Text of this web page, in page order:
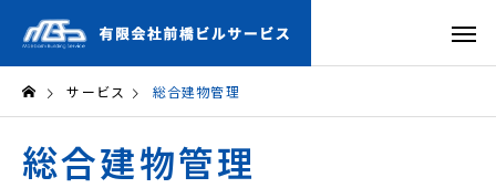
サービス 総合建物管理
総合建物管理